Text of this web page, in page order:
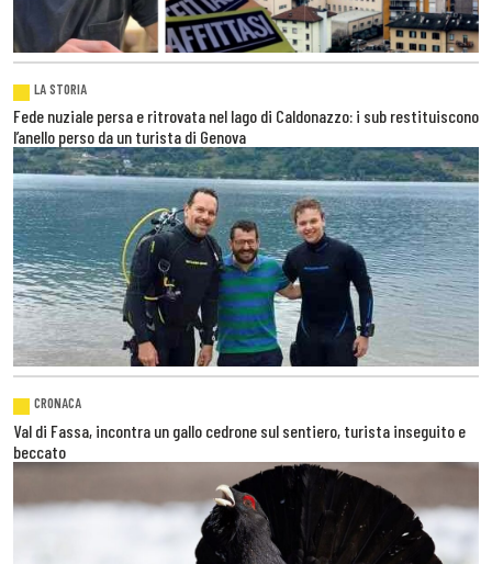
LA STORIA
Fede nuziale persa e ritrovata nel lago di Caldonazzo: i sub restituiscono
l’anello perso da un turista di Genova
CRONACA
Val di Fassa, incontra un gallo cedrone sul sentiero, turista inseguito e
beccato